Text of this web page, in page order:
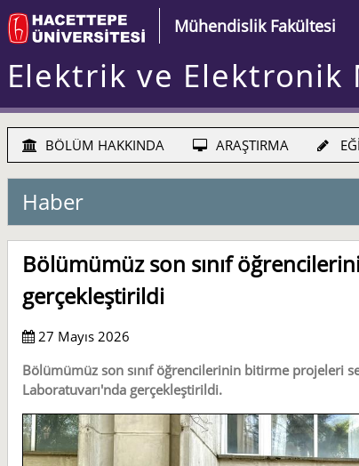
Mühendislik Fakültesi
Elektrik ve
BÖLÜM HAKKINDA ARAŞTIRMA
Haber
Bölümümüz son sınıf
gerçekleştirildi
27 Mayıs 2026
Bölümümüz son sınıf öğrencilerinin bitirme projeleri
Laboratuvarı'nda gerçekleştirildi.